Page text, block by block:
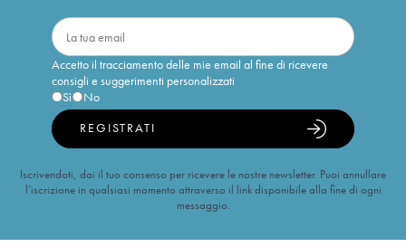
Accetto il tracciamento delle mie email al fine di ricevere
consigli e suggerimenti personalizzati
Sì
No
REGISTRATI
Iscrivendoti, dai il tuo consenso per ricevere le nostre newsletter. Puoi annullare
l’iscrizione in qualsiasi momento attraverso il link disponibile alla fine di ogni
messaggio.